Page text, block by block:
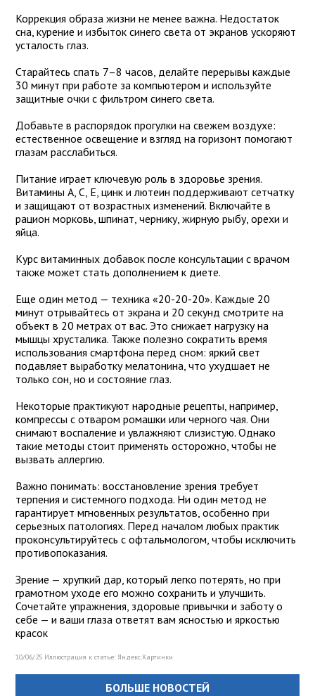
Коррекция образа жизни не менее важна. Недостаток
сна, курение и избыток синего света от экранов ускоряют
усталость глаз.
Старайтесь спать 7–8 часов, делайте перерывы каждые
30 минут при работе за компьютером и используйте
защитные очки с фильтром синего света.
Добавьте в распорядок прогулки на свежем воздухе:
естественное освещение и взгляд на горизонт помогают
глазам расслабиться.
Питание играет ключевую роль в здоровье зрения.
Витамины А, С, Е, цинк и лютеин поддерживают сетчатку
и защищают от возрастных изменений. Включайте в
рацион морковь, шпинат, чернику, жирную рыбу, орехи и
яйца.
Курс витаминных добавок после консультации с врачом
также может стать дополнением к диете.
Еще один метод — техника «20-20-20». Каждые 20
минут отрывайтесь от экрана и 20 секунд смотрите на
объект в 20 метрах от вас. Это снижает нагрузку на
мышцы хрусталика. Также полезно сократить время
использования смартфона перед сном: яркий свет
подавляет выработку мелатонина, что ухудшает не
только сон, но и состояние глаз.
Некоторые практикуют народные рецепты, например,
компрессы с отваром ромашки или черного чая. Они
снимают воспаление и увлажняют слизистую. Однако
такие методы стоит применять осторожно, чтобы не
вызвать аллергию.
Важно понимать: восстановление зрения требует
терпения и системного подхода. Ни один метод не
гарантирует мгновенных результатов, особенно при
серьезных патологиях. Перед началом любых практик
проконсультируйтесь с офтальмологом, чтобы исключить
противопоказания.
Зрение — хрупкий дар, который легко потерять, но при
грамотном уходе его можно сохранить и улучшить.
Сочетайте упражнения, здоровые привычки и заботу о
себе — и ваши глаза ответят вам ясностью и яркостью
красок
10/06/25 Иллюстрация к статье: Яндекс.Картинки
БОЛЬШЕ НОВОСТЕЙ